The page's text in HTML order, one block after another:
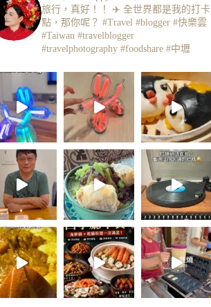
旅行，真好！！ ✈️ 全世界都是我的打卡
點，那你呢？ #Travel #blogger #快樂雲
#Taiwan #travelblogger
#travelphotography #foodshare #中壢